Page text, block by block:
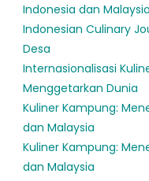
Indonesia dan Malaysia
Indonesian Culinary
Desa
Internasionalisasi
Menggetarkan Dunia
Kuliner Kampung:
dan Malaysia
Kuliner Kampung:
dan Malaysia